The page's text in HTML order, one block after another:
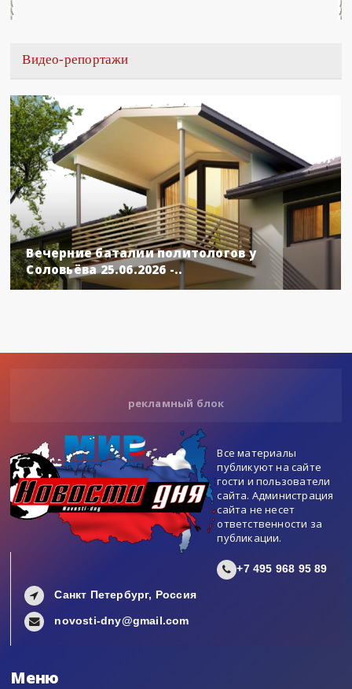
Видео-репортажи
Вечерние баталии политологов у
Соловьёва 25.06.2026 -..
рекламный блок
Все материалы
публикуют на сайте
гости и пользователи
сайта. Администрация
сайта не несет
ответственности за
публикации.
+7 495 968 95 89
Санкт Петербург, Россия
novosti-dny@gmail.com
Меню